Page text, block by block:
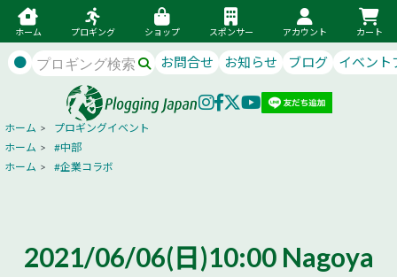
ホーム プロギング ショップ スポンサー アカウント カート
● お問合せ お知らせ ブログ イベント
ホーム >
プロギングイベント
ホーム >
#中部
ホーム > #企業コラボ
2021/06/06(日)10:00 Nagoya